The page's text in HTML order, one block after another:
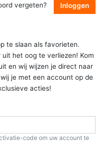
vergeten? Inloggen
te slaan als favorieten.
het oog te verliezen! Kom
en wij wijzen je direct naar
je met een account op de
acties!
code om uw account te